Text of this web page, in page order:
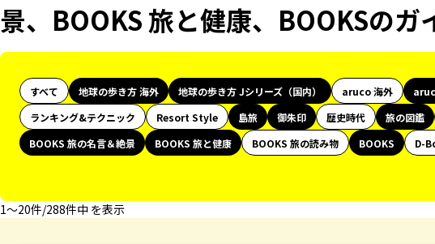
景、BOOKS 旅と健康、BOOKSのガ
すべて 地球の歩き方 海外 地球の歩き方 Jシリーズ（国内） aruco 海外
ランキング&テクニック
Resort Style 島旅 御朱印 歴史時代 旅の図鑑
BOOKS 旅の名言＆絶景
BOOKS 旅と健康 BOOKS 旅の読み物 BOOKS
D-
1〜20件/288件中 を表示